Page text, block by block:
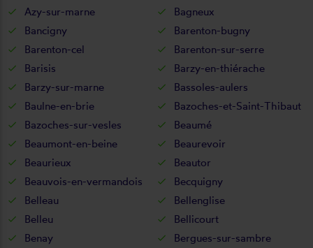
Azy-sur-marne
Bagneux
Bancigny
Barenton-bugny
Barenton-cel
Barenton-sur-serre
Barisis
Barzy-en-thiérache
Barzy-sur-marne
Bassoles-aulers
Baulne-en-brie
Bazoches-et-Saint-Thibaut
Bazoches-sur-vesles
Beaumé
Beaumont-en-beine
Beaurevoir
Beaurieux
Beautor
Beauvois-en-vermandois
Becquigny
Belleau
Bellenglise
Belleu
Bellicourt
Benay
Bergues-sur-sambre